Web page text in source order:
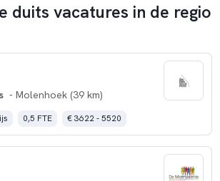
duits vacatures in de regio
- Molenhoek (39 km)
0,5 FTE € 3622 - 5520